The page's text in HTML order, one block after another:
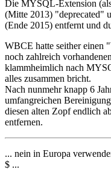
Die MYSQL-Extension
(Mitte 2013) "deprecated"
(Ende 2015) entfernt und
WBCE hatte seither einen
noch zahlreich
klammheimlich nach
alles zusammen bricht.
Nach nunmehr knapp 6
umfangreichen
diesen alten Zopf endlich
entfernen.
... nein in Europa
$ ...